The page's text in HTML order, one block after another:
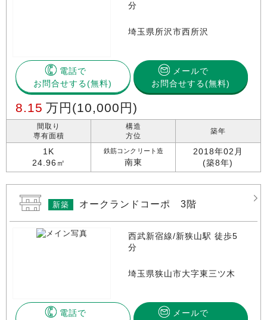
分
埼玉県所沢市西所沢
電話で
お問合せする
メールで
お問合せする(無料)
8.15 万円 (10,000円)
間取り
専有面積
1K
24.96㎡
構造
方位
鉄筋コンクリート造
南東
築年
2018年02月
(築8年)
新築 オークランドコーポ 3階
西武新宿線/新狭山駅 徒歩5
分
埼玉県狭山市大字東三ツ木
電話で
メールで